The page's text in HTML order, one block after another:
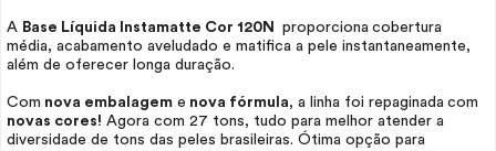
A Base Líquida Instamatte Cor 120N proporciona cobertura
média, acabamento aveludado e matifica a pele instantaneamente,
além de oferecer longa duração.
Com nova embalagem e nova fórmula, a linha foi repaginada com
novas cores! Agora com 27 tons, tudo para melhor atender a
diversidade de tons das peles brasileiras. Ótima opção para